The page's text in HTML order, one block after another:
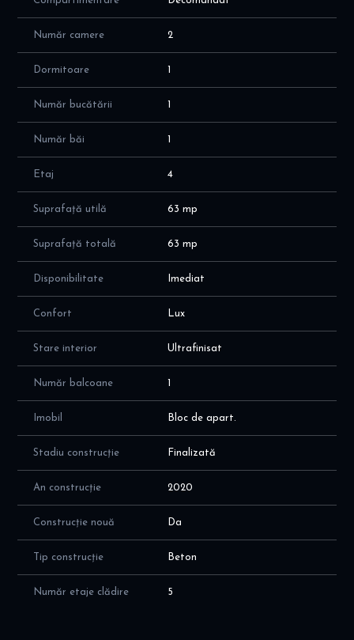
- balcon de 2,2 mp
Dotari apartament:
- centrala termica proprie; incalzire cu calorifere; aer conditionat
Alina Dinoiu
Număr camere 2
Dormitoare 1
Număr bucătării 1
Număr băi 1
Etaj 4
Suprafață utilă 63 mp
Suprafață totală 63 mp
Disponibilitate Imediat
Confort Lux
Stare interior Ultrafinisat
Număr balcoane 1
Imobil Bloc de apart.
Stadiu construcție Finalizată
An construcție 2020
Construcție nouă Da
Tip construcție Beton
Număr etaje clădire 5